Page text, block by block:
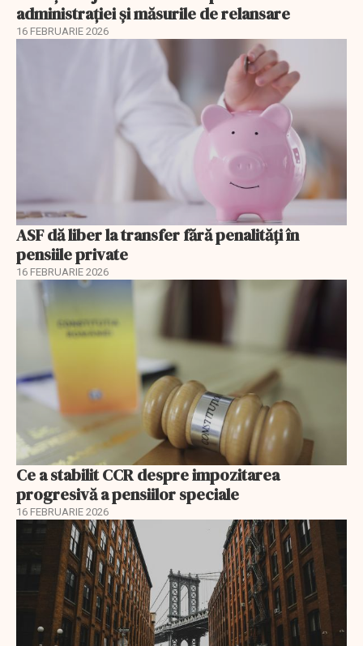
administrației și măsurile de relansare
16 FEBRUARIE 2026
ASF dă liber la transfer fără penalități în
pensiile private
16 FEBRUARIE 2026
Ce a stabilit CCR despre impozitarea
progresivă a pensiilor speciale
16 FEBRUARIE 2026